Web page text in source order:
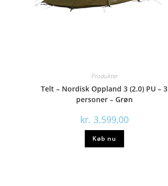
Produkter
Telt – Nordisk Oppland 3 (2.0) PU – 3
personer – Grøn
kr. 3.599,00
Køb nu